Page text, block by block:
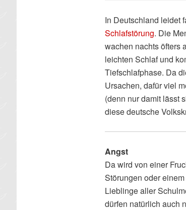
In Deutschland leidet
Schlafstörung. Die
wachen nachts öfters
leichten Schlaf und
Tiefschlafphase. Da
Ursachen, dafür viel
(denn nur damit lässt
diese deutsche
Angst
Da wird von einer
Störungen oder
Lieblinge aller
dürfen natürlich auch